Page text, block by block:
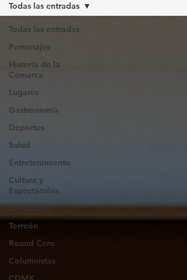
Todas las entradas
Personajes
Historia de la
Comarca
Lugares
Gastronomía
Deportes
Salud
Entretenimiento
Cultura y
Espectáculos
Lo Nuestro
Torreón
Round Cero
Columnistas
Todas las entradas